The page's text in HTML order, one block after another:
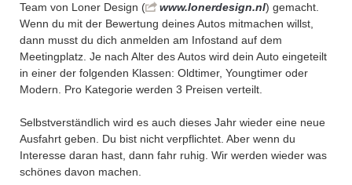
Team von Loner Design (
www.lonerdesign.nl) gemacht.
Wenn du mit der Bewertung deines Autos mitmachen willst,
dann musst du dich anmelden am Infostand auf dem
Meetingplatz. Je nach Alter des Autos wird dein Auto eingeteilt
in einer der folgenden Klassen: Oldtimer, Youngtimer oder
Modern. Pro Kategorie werden 3 Preisen verteilt.
Selbstverständlich wird es auch dieses Jahr wieder eine neue
Ausfahrt geben. Du bist nicht verpflichtet. Aber wenn du
Interesse daran hast, dann fahr ruhig. Wir werden wieder was
schönes davon machen.